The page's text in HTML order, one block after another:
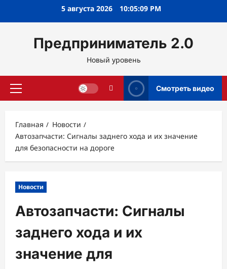
5 августа 2026 10:05:10 PM
Предприниматель 2.0
Новый уровень
Основное
Смотреть видео
Главная
Новости
Автозапчасти: Сигналы заднего хода и их значение
для безопасности на дороге
Новости
Автозапчасти: Сигналы
заднего хода и их
значение для